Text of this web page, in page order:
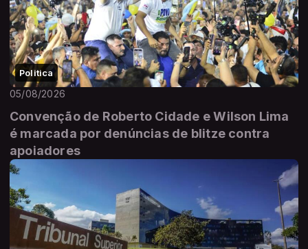
Politica
05/08/2026
Convenção de Roberto Cidade e Wilson Lima
é marcada por denúncias de blitze contra
apoiadores